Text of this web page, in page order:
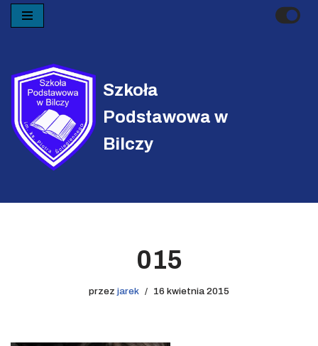
treści
Szkoła
Podstawowa w
Bilczy
015
przez jarek 16 kwietnia 2015